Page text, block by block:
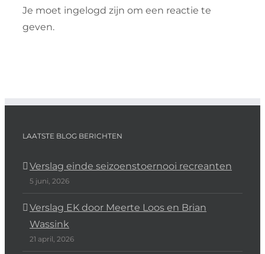
Je moet ingelogd zijn om een reactie te
geven.
LAATSTE BLOG BERICHTEN
Verslag einde seizoenstoernooi recreanten
5 juni, 2026
Verslag EK door Meerte Loos en Brian
Wassink
21 april, 2026